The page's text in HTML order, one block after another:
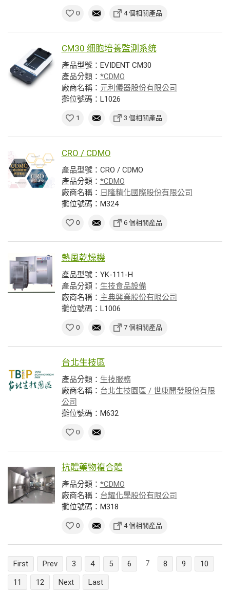
0 4 個相關產品
CM30 细胞培養監測系统
產品型號：EVIDENT CM30
產品分類： *CDMO
廠商名稱： 元利儀器股份有限公司
攤位號碼：L1026
1 3 個相關產品
CRO / CDMO
產品型號：CRO / CDMO
產品分類： *CDMO
廠商名稱： 日隆精化國際股份有限公司
攤位號碼：M324
0 6 個相關產品
熱風乾燥機
產品型號：YK-111-H
產品分類： 生技食品設備
廠商名稱： 主典興業股份有限公司
攤位號碼：L1006
0 7 個相關產品
台北生技區
產品分類： 生技服務
廠商名稱： 台北生技園區 / 世康開發股份有限
公司
攤位號碼：M632
0
抗體藥物複合體
產品分類： *CDMO
廠商名稱： 台耀化學股份有限公司
攤位號碼：M318
0 4 個相關產品
First Prev 3 4 5 6 7 8 9
10
11
12 Next Last